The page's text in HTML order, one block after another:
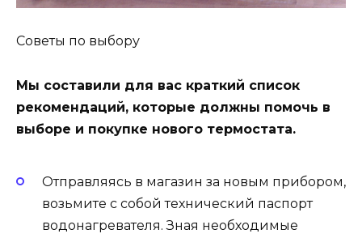
Советы по выбору
Мы составили для вас краткий список
рекомендаций, которые должны помочь в
выборе и покупке нового термостата.
Отправляясь в магазин за новым прибором,
возьмите с собой технический паспорт
водонагревателя. Зная необходимые